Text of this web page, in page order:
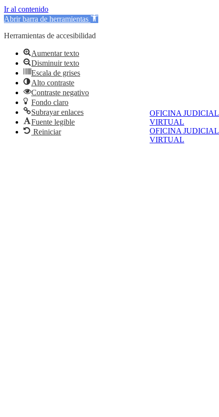
OFICINA JUDICIAL
VIRTUAL
OFICINA JUDICIAL
VIRTUAL
Ir al contenido
Abrir barra de herramientas
Herramientas de accesibilidad
Aumentar texto
Disminuir texto
Escala de grises
Alto contraste
Contraste negativo
Fondo claro
Subrayar enlaces
Fuente legible
Reiniciar